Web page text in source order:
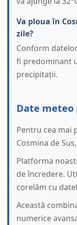
Va ploua în
zile?
Conform
fi predominant
precipitații.
Date meteo
Pentru cea mai
Cosmina de
Platforma
de încredere.
corelăm cu
Această
numerice